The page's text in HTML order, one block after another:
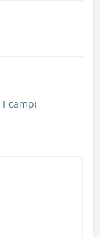
I campi